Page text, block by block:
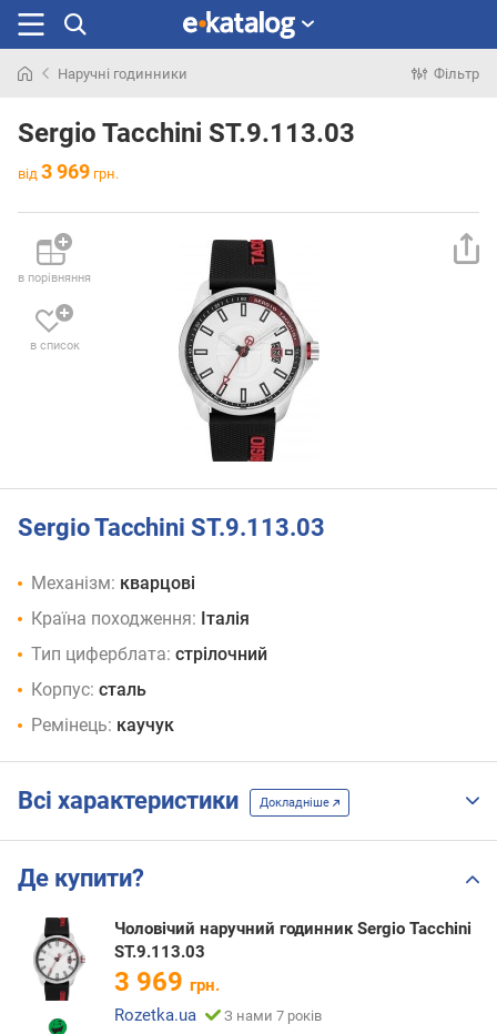
раніше
Наручні годинники Фільтр
Sergio Tacchini ST.9.113.03
від 3 969 грн.
в порівняння
в список
Sergio Tacchini ST.9.113.03
Механізм: кварцові
Країна походження: Італія
Тип циферблата: стрілочний
Корпус: сталь
Ремінець: каучук
Всі характеристики Докладніше
Де купити?
Чоловічий наручний годинник Sergio Tacchini
ST.9.113.03
3 969 грн.
Rozetka.ua
З нами 7 років